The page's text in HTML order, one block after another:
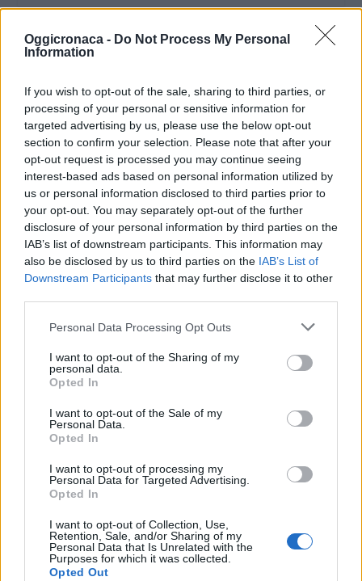
Oggicronaca - Do Not Process My Personal
Information
If you wish to opt-out of the sale, sharing to third parties, or
processing of your personal or sensitive information for
targeted advertising by us, please use the below opt-out
section to confirm your selection. Please note that after your
opt-out request is processed you may continue seeing
interest-based ads based on personal information utilized by
us or personal information disclosed to third parties prior to
your opt-out. You may separately opt-out of the further
disclosure of your personal information by third parties on the
IAB’s list of downstream participants. This information may
also be disclosed by us to third parties on the IAB’s List of
Downstream Participants that may further disclose it to other
Personal Data Processing Opt Outs
I want to opt-out of the Sharing of my
personal data.
Opted In
I want to opt-out of the Sale of my
Personal Data.
Opted In
I want to opt-out of processing my
Personal Data for Targeted Advertising.
Opted In
I want to opt-out of Collection, Use,
Retention, Sale, and/or Sharing of my
Personal Data that Is Unrelated with the
Purposes for which it was collected.
Opted Out
CONDIVIDERE:
VALUTARE: